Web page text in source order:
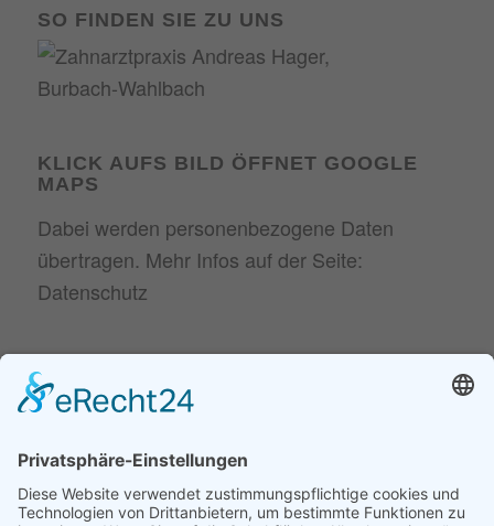
SO FINDEN SIE ZU UNS
KLICK AUFS BILD ÖFFNET GOOGLE
MAPS
Dabei werden personenbezogene Daten
übertragen. Mehr Infos auf der Seite:
Datenschutz
2026